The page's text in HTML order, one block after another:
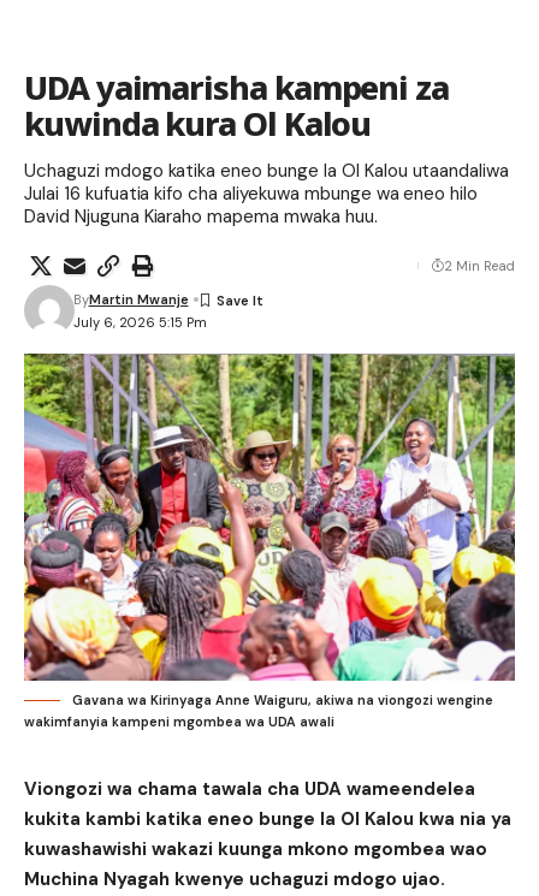
UDA yaimarisha kampeni za
kuwinda kura Ol Kalou
Uchaguzi mdogo katika eneo bunge la Ol Kalou utaandaliwa
Julai 16 kufuatia kifo cha aliyekuwa mbunge wa eneo hilo
David Njuguna Kiaraho mapema mwaka huu.
July 6, 2026 5:15 Pm
ByMartin Mwanje
2 Min Read
Gavana wa Kirinyaga Anne Waiguru, akiwa na viongozi wengine
wakimfanyia kampeni mgombea wa UDA awali
Viongozi wa chama tawala cha UDA wameendelea
kukita kambi katika eneo bunge la Ol Kalou kwa nia ya
kuwashawishi wakazi kuunga mkono mgombea wao
Muchina Nyagah kwenye uchaguzi mdogo ujao.